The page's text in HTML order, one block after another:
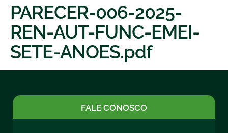
PARECER-006-2025-
REN-AUT-FUNC-EMEI-
SETE-ANOES.pdf
FALE CONOSCO